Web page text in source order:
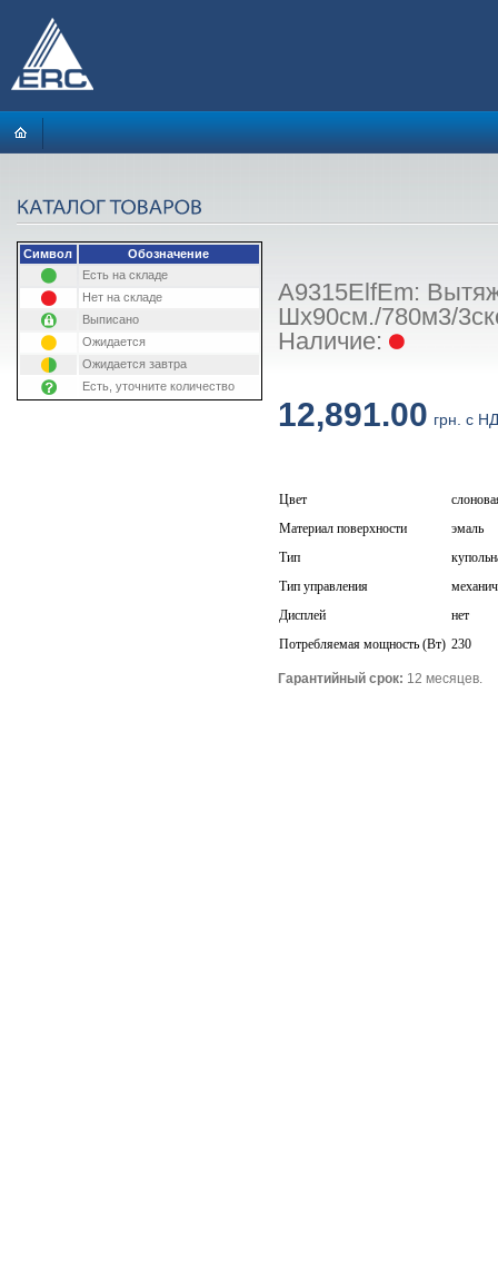
Символ
Обозначение
Есть на складе
Нет на складе
Выписано
Ожидается
Ожидается завтра
Есть, уточните количество
A9315ElfEm:
Шx90см./780м3/
Наличие:
12,891.00 грн. с
Цвет
Материал поверхности
эмаль
Тип
Тип управления
Дисплей
нет
Потребляемая мощность (Вт) 230
Гарантийный срок: 12 месяцев.